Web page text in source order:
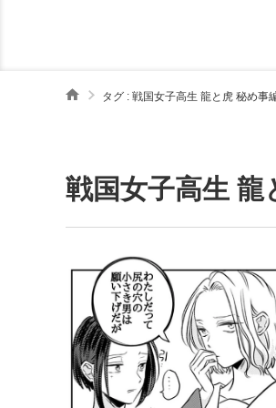
タグ : 戦国女子高生 龍と虎 秘め事
戦国女子高生 龍